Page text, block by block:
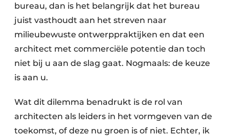
bureau, dan is het belangrijk dat het bureau
juist vasthoudt aan het streven naar
milieubewuste ontwerppraktijken en dat een
architect met commerciële potentie dan toch
niet bij u aan de slag gaat. Nogmaals: de keuze
is aan u.
Wat dit dilemma benadrukt is de rol van
architecten als leiders in het vormgeven van de
toekomst, of deze nu groen is of niet. Echter, ik